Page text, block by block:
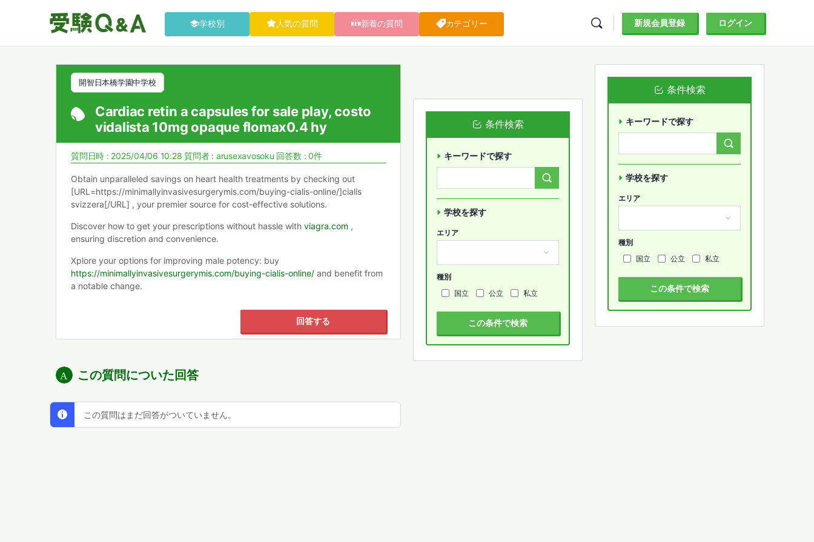
学校別 人気の質問 新着の質問 カテゴリー 新規会員登録 ログイン
開智日本橋学園中学校
Cardiac retin a capsules for sale play, costo
vidalista 10mg opaque flomax0.4 hy
質問日時 : 2025/04/06 10:28質問者 : arusexavosoku 回答数 : 0件
Obtain unparalleled savings on heart health treatments by checking out
[URL=https://minimallyinvasivesurgerymis.com/buying-cialis-online/]cialis
svizzera[/URL] , your premier source for cost-effective solutions.
Discover how to get your prescriptions without hassle with viagra.com ,
ensuring discretion and convenience.
Xplore your options for improving male potency: buy
https://minimallyinvasivesurgerymis.com/buying-cialis-online/ and benefit from
a notable change.
回答する
この質問についた回答
この質問はまだ回答がついていません。
条件検索
キーワードで探す
学校を探す
エリア
種別
国立
公立 私立
この条件で検索
条件検索
キーワードで探す
学校を探す
エリア
種別
国立
公立 私立
この条件で検索